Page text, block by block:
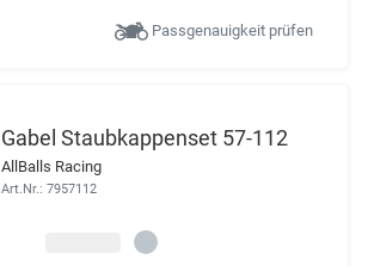
Passgenauigkeit prüfen
Gabel Staubkappenset 57-112
AllBalls Racing
Art.Nr.: 7957112